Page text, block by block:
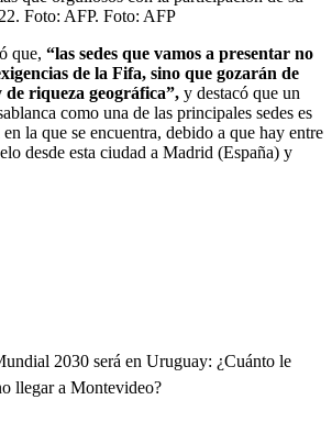
Foto: AFP. Foto: AFP
que, “las sedes que vamos a presentar no
de la Fifa, sino que gozarán de
riqueza geográfica”, y destacó que un
como una de las principales sedes es
la que se encuentra, debido a que hay entre
desde esta ciudad a Madrid (España) y
2030 será en Uruguay: ¿Cuánto le
llegar a Montevideo?